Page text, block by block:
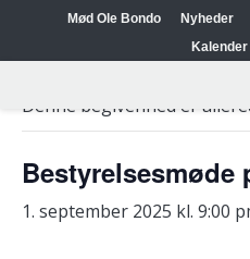
Mød Ole Bondo Nyheder
Kalender
« Alle Begivenheder
Denne begivenhed er
Bestyrelsesmøde
1. september 2025 kl. 9:00